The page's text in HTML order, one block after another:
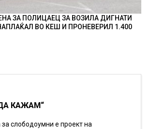
ЗА ПОЛИЦАЕЦ ЗА ВОЗИЛА ДИГНАТИ
ВО КЕШ И ПРОНЕВЕРИЛ 1.400
КАЖАМ“
слободоумни е проект на